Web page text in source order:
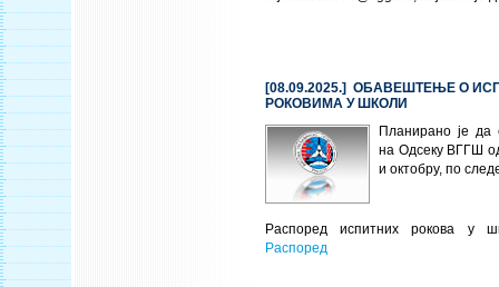
[08.09.2025.] ОБАВЕШТЕЊЕ О
РОКОВИМА У ШКОЛИ
Планирано је да
на Одсеку ВГГШ
и октобру, по
Распоред испитних рокова у
Распоред